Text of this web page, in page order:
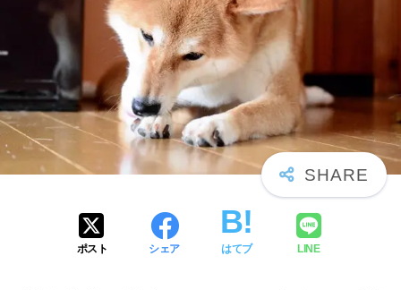
ポスト シェア はてブ LINE